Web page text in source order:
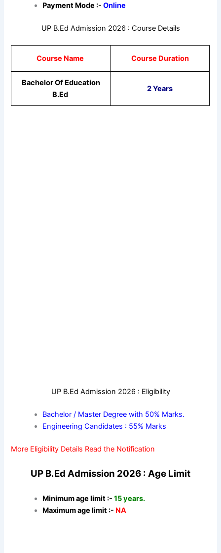
Payment Mode :-Online
UP B.Ed Admission 2026 : Course Details
Course Name Course Duration
Bachelor Of Education
B.Ed
2 Years
UP B.Ed Admission 2026 : Eligibility
Bachelor / Master Degree with 50% Marks.
Engineering Candidates : 55% Marks
More Eligibility Details Read the Notification
UP B.Ed Admission 2026 : Age Limit
Minimum age limit :-15 years.
Maximum age limit :- NA